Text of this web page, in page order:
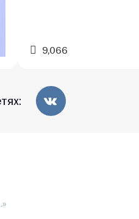
9,066